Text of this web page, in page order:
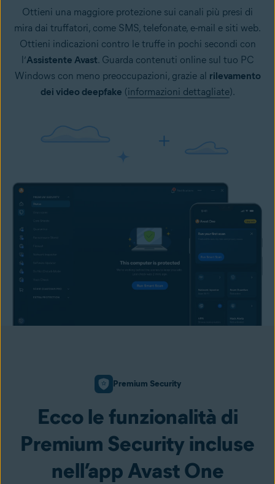
Ottieni una maggiore protezione sui canali più presi di
mira dai truffatori, come SMS, telefonate, e-mail e siti web.
Ottieni indicazioni contro le truffe in pochi secondi con
l’Assistente Avast. Guarda contenuti online sul tuo PC
Windows con meno preoccupazioni, grazie al rilevamento
dei video deepfake (informazioni dettagliate).
Premium Security
Ecco le funzionalità di
Premium Security incluse
nell’app Avast One